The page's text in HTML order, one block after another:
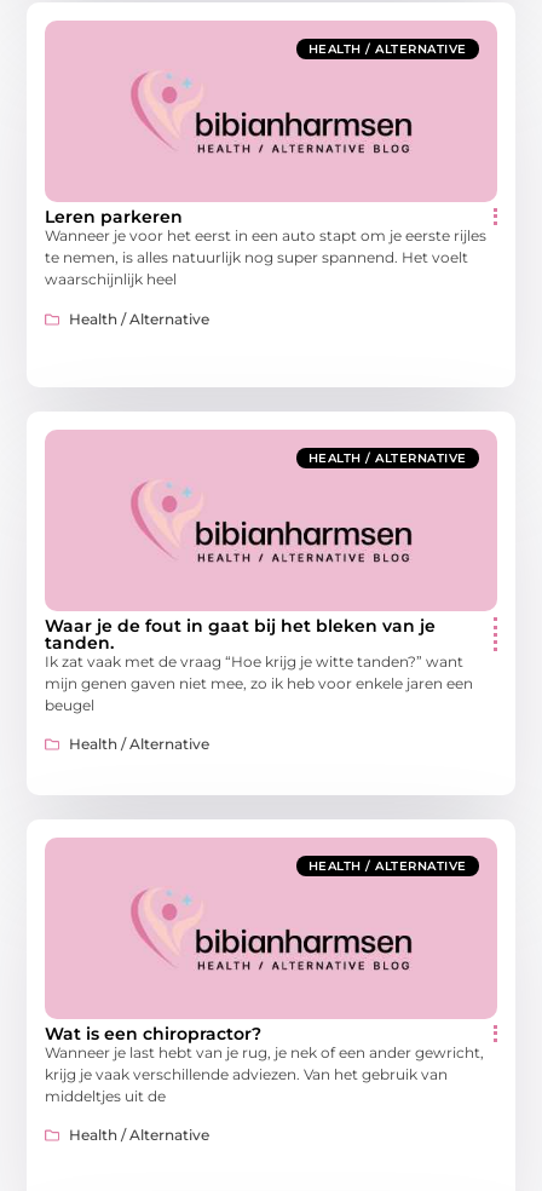
HEALTH / ALTERNATIVE
Leren parkeren
Wanneer je voor het eerst in een auto stapt om je eerste rijles
te nemen, is alles natuurlijk nog super spannend. Het voelt
waarschijnlijk heel
Health / Alternative
HEALTH / ALTERNATIVE
Waar je de fout in gaat bij het bleken van je
tanden.
Ik zat vaak met de vraag “Hoe krijg je witte tanden?” want
mijn genen gaven niet mee, zo ik heb voor enkele jaren een
beugel
Health / Alternative
HEALTH / ALTERNATIVE
Wat is een chiropractor?
Wanneer je last hebt van je rug, je nek of een ander gewricht,
krijg je vaak verschillende adviezen. Van het gebruik van
middeltjes uit de
Health / Alternative